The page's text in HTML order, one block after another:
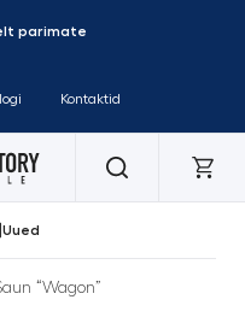
parimate
Kontaktid
Uued
“Wagon”